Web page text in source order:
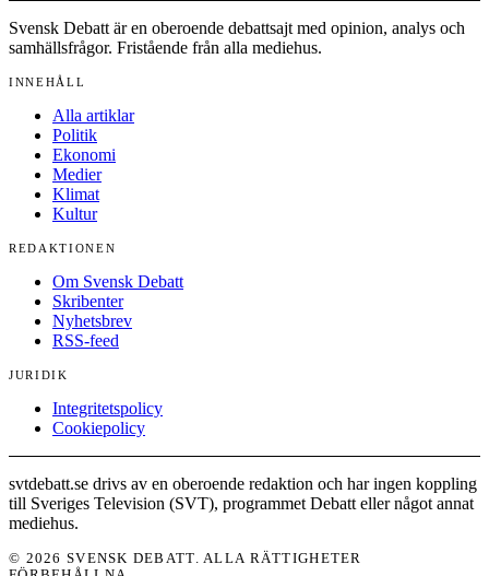
Svensk Debatt är en oberoende debattsajt med opinion, analys och
samhällsfrågor. Fristående från alla mediehus.
INNEHÅLL
Alla artiklar
Politik
Ekonomi
Medier
Klimat
Kultur
REDAKTIONEN
Om Svensk Debatt
Skribenter
Nyhetsbrev
RSS-feed
JURIDIK
Integritetspolicy
Cookiepolicy
svtdebatt.se drivs av en oberoende redaktion och har ingen koppling
till Sveriges Television (SVT), programmet Debatt eller något annat
mediehus.
© 2026 SVENSK DEBATT. ALLA RÄTTIGHETER